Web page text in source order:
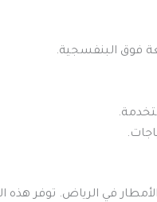
في الرياض. توفر هذه